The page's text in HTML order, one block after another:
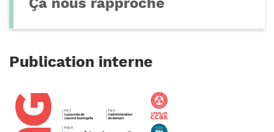
Ça nous rapproche
Publication interne